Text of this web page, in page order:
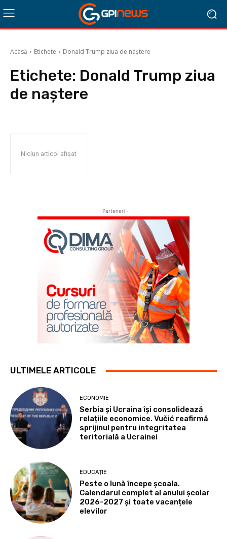
Acasă Etichete Donald Trump ziua de naștere
Etichete: Donald Trump ziua
de naștere
Niciun articol afișat
- Parteneri -
ULTIMELE ARTICOLE
ECONOMIE
Serbia și Ucraina își consolidează
relațiile economice. Vučić reafirmă
sprijinul pentru integritatea
teritorială a Ucrainei
EDUCAȚIE
Peste o lună începe școala.
Calendarul complet al anului școlar
2026-2027 și toate vacanțele
elevilor